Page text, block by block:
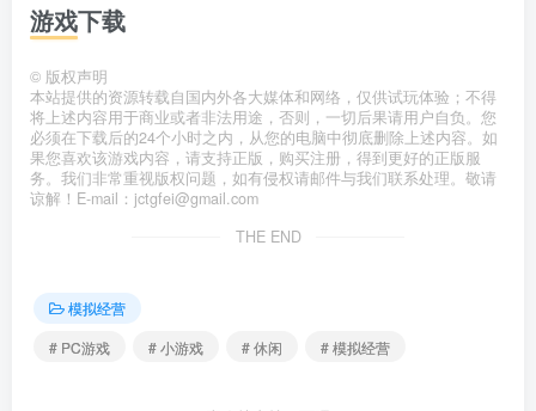
游戏下载
© 版权声明
本站提供的资源转载自国内外各大媒体和网络，仅供试玩体验；不得
将上述内容用于商业或者非法用途，否则，一切后果请用户自负。您
必须在下载后的24个小时之内，从您的电脑中彻底删除上述内容。如
果您喜欢该游戏内容，请支持正版，购买注册，得到更好的正版服
务。我们非常重视版权问题，如有侵权请邮件与我们联系处理。敬请
谅解！E-mail：jctgfei@gmail.com
THE END
模拟经营
# PC游戏
# 小游戏 # 休闲 # 模拟经营